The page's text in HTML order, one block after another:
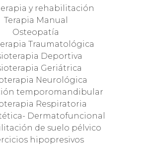
y rehabilitación
Terapia Manual
Osteopatía
Traumatológica
Deportiva
Geriátrica
Neurológica
temporomandibular
Respiratoria
Dermatofuncional
de suelo pélvico
hipopresivos